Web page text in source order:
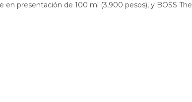
en presentación de 100 ml (3,900 pesos), y BOSS The